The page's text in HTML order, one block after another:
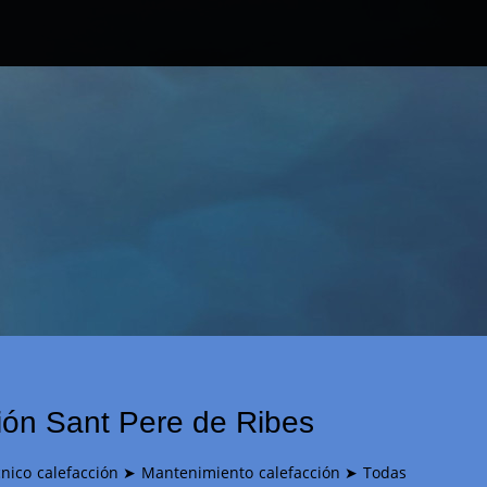
Sant Pere de Ribes
calefacción ➤ Mantenimiento calefacción ➤ Todas